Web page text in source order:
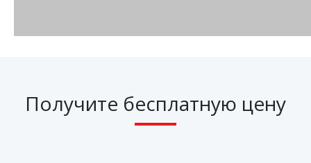
Получите бесплатную цену